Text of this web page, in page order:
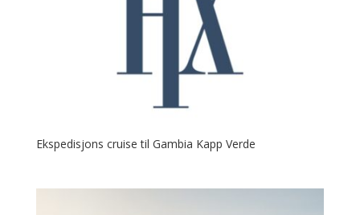
Ekspedisjons cruise til Gambia Kapp Verde